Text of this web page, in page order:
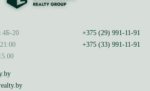
4Б-20
+375 (29) 991-11-91
+375 (33) 991-11-91